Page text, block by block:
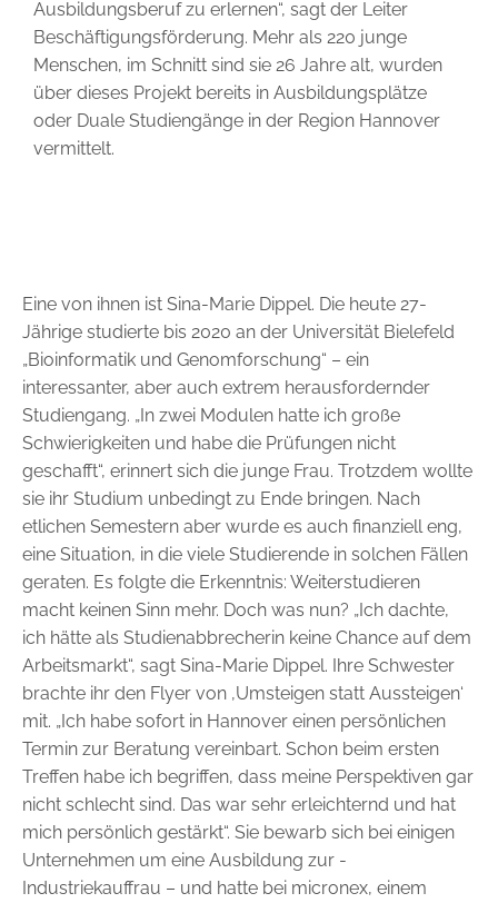
Ausbildungsberuf zu ­erlernen“, sagt der Leiter
Beschäftigungsförderung. Mehr als 220 junge
Menschen, im Schnitt sind sie 26 Jahre alt, wurden
über dieses Projekt bereits in Ausbildungsplätze
oder Duale Studiengänge in der Region Hannover
vermittelt.
Eine von ihnen ist Sina-Marie Dippel. Die heute 27-
Jährige studierte bis 2020 an der Universität Bielefeld
„Bioinformatik und Genomforschung“ – ein
interessanter, aber auch extrem herausfordernder
Studiengang. „In zwei Modulen hatte ich große
Schwierigkeiten und habe die Prüfungen nicht
geschafft“, erinnert sich die junge Frau. Trotzdem wollte
sie ihr Studium unbedingt zu Ende bringen. Nach
etlichen ­Semestern aber wurde es auch finanziell eng,
eine Situation, in die viele Studierende in solchen Fällen
geraten. Es folgte die Erkenntnis: Weiterstudieren
macht keinen Sinn mehr. Doch was nun? „Ich dachte,
ich hätte als Studienabbrecherin keine Chance auf dem
Arbeitsmarkt“, sagt Sina-Marie Dippel. Ihre Schwester
brachte ihr den Flyer von ­‚Umsteigen statt Aussteigen‘
mit. „Ich habe sofort in Hannover einen persönlichen
Termin zur Beratung vereinbart. Schon beim ersten
Treffen habe ich begriffen, dass meine Perspektiven gar
nicht schlecht sind. Das war sehr erleichternd und hat
mich persönlich gestärkt“. Sie bewarb sich bei einigen
Unternehmen um eine Ausbildung zur ­
Industriekauffrau – und hatte bei micronex, einem